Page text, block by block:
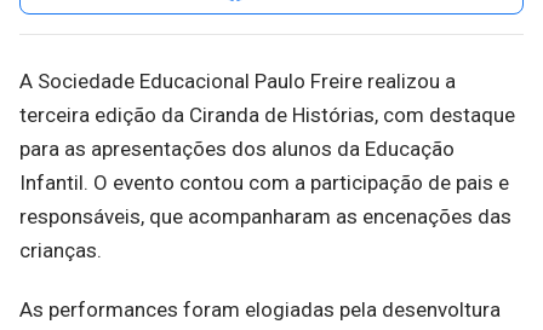
A Sociedade Educacional Paulo Freire realizou a
terceira edição da Ciranda de Histórias, com destaque
para as apresentações dos alunos da Educação
Infantil. O evento contou com a participação de pais e
responsáveis, que acompanharam as encenações das
crianças.
As performances foram elogiadas pela desenvoltura